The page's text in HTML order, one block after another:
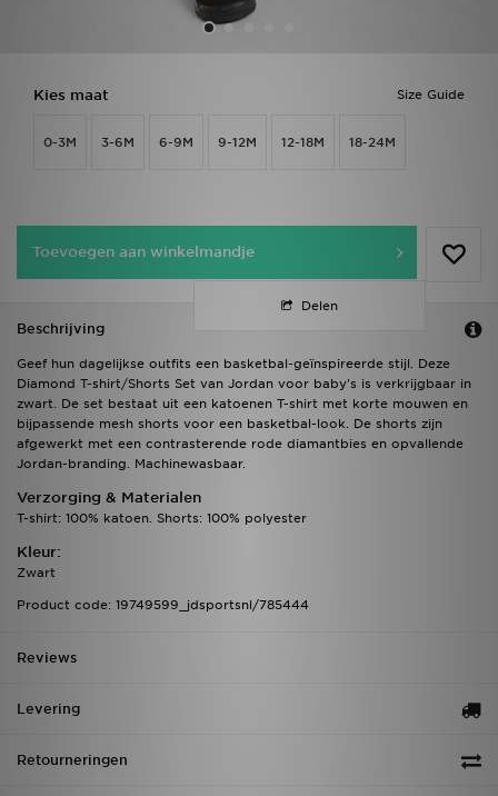
Size Guide
Kies maat
0-3M 3-6M 6-9M 9-12M 12-18M 18-24M
Toevoegen aan winkelmandje
Delen
Beschrijving
Geef hun dagelijkse outfits een basketbal-geïnspireerde stijl. Deze
Diamond T-shirt/Shorts Set van Jordan voor baby's is verkrijgbaar in
zwart. De set bestaat uit een katoenen T-shirt met korte mouwen en
bijpassende mesh shorts voor een basketbal-look. De shorts zijn
afgewerkt met een contrasterende rode diamantbies en opvallende
Jordan-branding. Machinewasbaar.
Verzorging & Materialen
T-shirt: 100% katoen. Shorts: 100% polyester
Kleur:
Zwart
Product code: 19749599_jdsportsnl/785444
Reviews
Levering
Retourneringen